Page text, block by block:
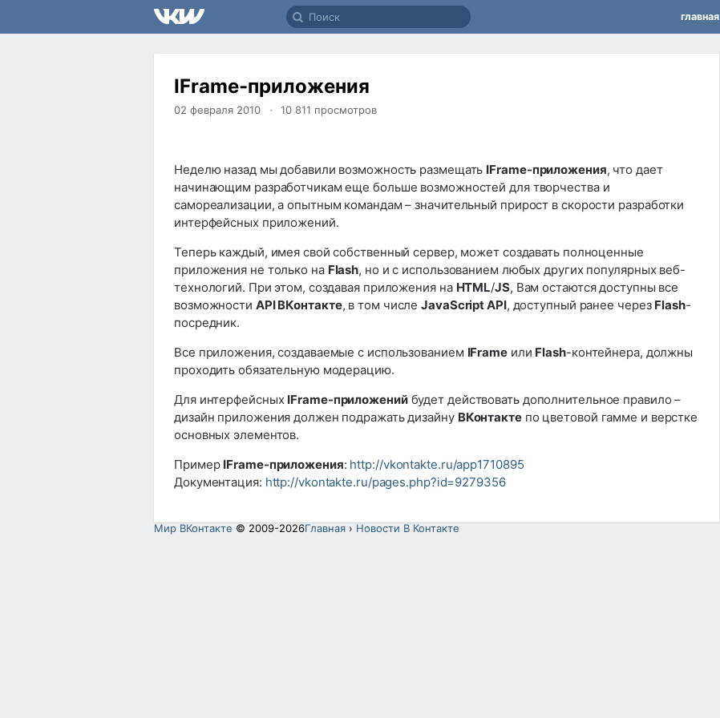
главная
IFrame-приложения
02 февраля 2010 10 811 просмотров
Неделю назад мы добавили возможность размещать IFrame-приложения, что дает
начинающим разработчикам еще больше возможностей для творчества и
самореализации, а опытным командам – значительный прирост в скорости разработки
интерфейсных приложений.
Теперь каждый, имея свой собственный сервер, может создавать полноценные
приложения не только на Flash, но и с использованием любых других популярных веб-
технологий. При этом, создавая приложения на HTML/JS, Вам остаются доступны все
возможности API ВКонтакте, в том числеJavaScript API, доступный ранее через Flash-
посредник.
Все приложения, создаваемые с использованием IFrameили Flash-контейнера, должны
проходить обязательную модерацию.
Для интерфейсных IFrame-приложенийбудет действовать дополнительное правило –
дизайн приложения должен подражать дизайну ВКонтактепо цветовой гамме и верстке
основных элементов.
Пример IFrame-приложения: http://vkontakte.ru/app1710895
Документация: http://vkontakte.ru/pages.php?id=9279356
Мир ВКонтакте © 2009-2026Главная › Новости В Контакте